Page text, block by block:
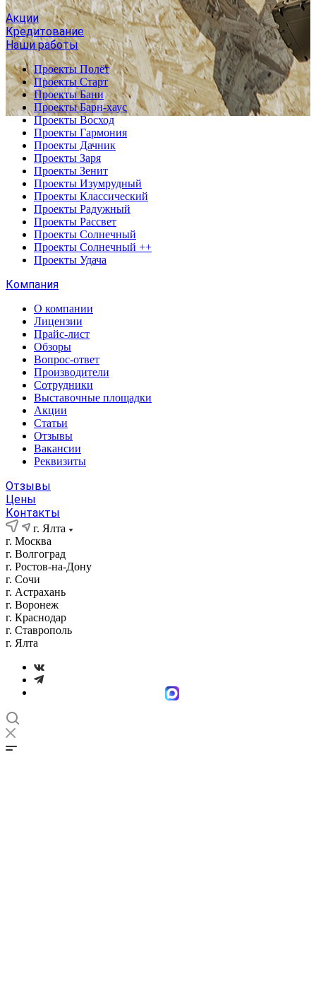
Акции
Кредитование
Наши работы
Проекты Полёт
Проекты Старт
Проекты Бани
Проекты Барн-хаус
Проекты Восход
Проекты Гармония
Проекты Дачник
Проекты Заря
Проекты Зенит
Проекты Изумрудный
Проекты Классический
Проекты Радужный
Проекты Рассвет
Проекты Солнечный
Проекты Солнечный ++
Проекты Удача
Компания
О компании
Лицензии
Прайс-лист
Обзоры
Вопрос-ответ
Производители
Сотрудники
Выставочные площадки
Акции
Статьи
Отзывы
Вакансии
Реквизиты
Отзывы
Цены
Контакты
г. Ялта
г. Москва
г. Волгоград
г. Ростов-на-Дону
г. Сочи
г. Астрахань
г. Воронеж
г. Краснодар
г. Ставрополь
г. Ялта